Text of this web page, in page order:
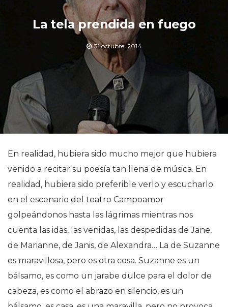
La tela prendida en fuego
31 octubre, 2014
En realidad, hubiera sido mucho mejor que hubiera
venido a recitar su poesía tan llena de música. En
realidad, hubiera sido preferible verlo y escucharlo
en el escenario del teatro Campoamor
golpeándonos hasta las lágrimas mientras nos
cuenta las idas, las venidas, las despedidas de Jane,
de Marianne, de Janis, de Alexandra… La de Suzanne
es maravillosa, pero es otra cosa. Suzanne es un
bálsamo, es como un jarabe dulce para el dolor de
cabeza, es como el abrazo en silencio, es un